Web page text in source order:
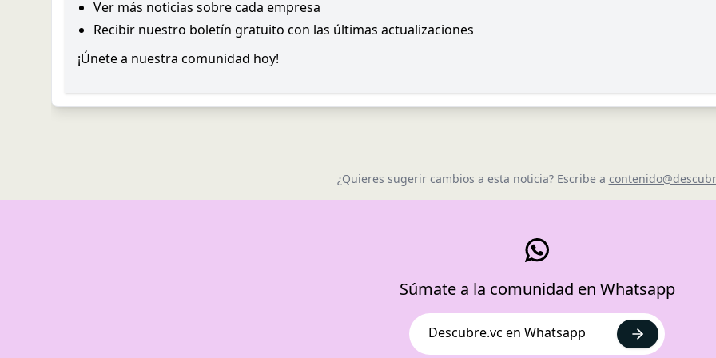
Ver más noticias sobre cada empresa
Recibir nuestro boletín gratuito con las últimas actualizaciones
¡Únete a nuestra comunidad hoy!
¿Quieres sugerir cambios a esta noticia? Escribe a
Súmate a la comunidad en Whatsapp
Descubre.vc en Whatsapp